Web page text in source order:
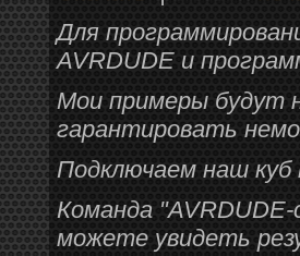
Для
AVRDUDE и
Мои примеры будут
гарантировать
Подключаем наш
Команда
можете увидеть